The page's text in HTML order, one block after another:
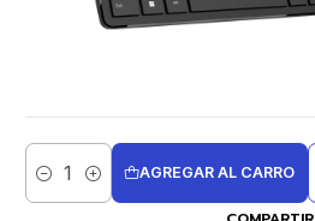
Cantidad
AGREGAR AL CARRO